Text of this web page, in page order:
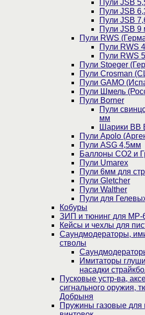
Пули JSB
Пули JSB
Пули JSB
Пули JSB 9
Пули RWS
Пули RWS
Пули RWS
Пули Stoeger
Пули Crosman
Пули GAMO
Пули Шмель
Пули Borner
Пули
мм
Шарики BB
Пули Apolo
Пули ASG 4,5мм
Баллоны CO2 и
Пули Umarex
Пули 6мм для
Пули Gletcher
Пули Walther
Пули для
Кобуры
ЗИП и тюнинг для МР-
Кейсы и чехлы для
Саундмодераторы,
стволы
Имитаторы
насадки
Пусковые устр-ва,
сигнального оружия,
Добрыня
Пружины газовые для